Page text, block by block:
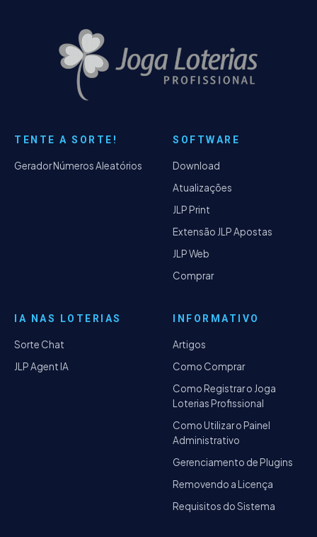
TENTE A SORTE!
Gerador Números Aleatórios
SOFTWARE
Download
Atualizações
JLP Print
Extensão JLP Apostas
JLP Web
Comprar
IA NAS LOTERIAS
Sorte Chat
JLP Agent IA
INFORMATIVO
Artigos
Como Comprar
Como Registrar o Joga
Loterias Profissional
Como Utilizar o Painel
Administrativo
Gerenciamento de Plugins
Removendo a Licença
Requisitos do Sistema